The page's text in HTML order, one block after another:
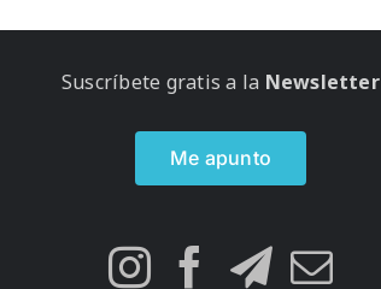
Suscríbete gratis a la Newsletter
Me apunto